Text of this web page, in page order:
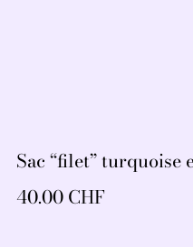
Sac “filet” turquoise
40.00 CHF